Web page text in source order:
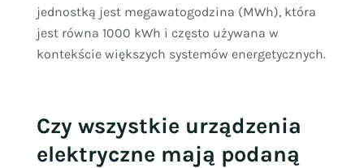
jednostką jest megawatogodzina (MWh), która
jest równa 1000 kWh i często używana w
kontekście większych systemów energetycznych.
Czy wszystkie urządzenia
elektryczne mają podaną